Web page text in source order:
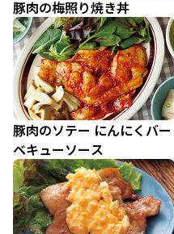
豚肉の梅照り焼き丼
豚肉のソテー にんにくバー
ベキューソース